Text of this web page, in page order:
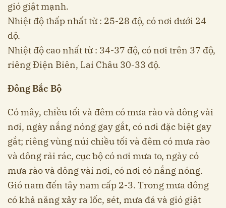
gió giật mạnh.
Nhiệt độ thấp nhất từ : 25-28 độ, có nơi dưới 24
độ.
Nhiệt độ cao nhất từ : 34-37 độ, có nơi trên 37 độ,
riêng Điện Biên, Lai Châu 30-33 độ.
Đông Bắc Bộ
Có mây, chiều tối và đêm có mưa rào và dông vài
nơi, ngày nắng nóng gay gắt, có nơi đặc biệt gay
gắt; riêng vùng núi chiều tối và đêm có mưa rào
và dông rải rác, cục bộ có nơi mưa to, ngày có
mưa rào và dông vài nơi, có nơi có nắng nóng.
Gió nam đến tây nam cấp 2-3. Trong mưa dông
có khả năng xảy ra lốc, sét, mưa đá và gió giật